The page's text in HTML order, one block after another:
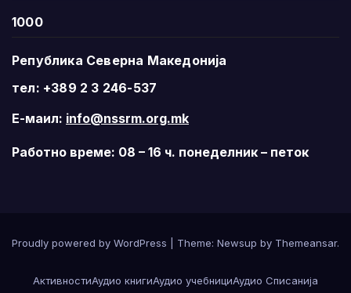
1000
Република Северна Македонија
тел: +389 2 3 246-537
Е-маил: info@nssrm.org.mk
Работно време: 08 – 16 ч. понеделник – петок
Proudly powered by WordPress Theme: Newsup by Themeansar.
АктивностиАудио книгиАудио учебнициАудио Списанија